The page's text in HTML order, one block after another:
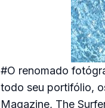
#O renomado
todo seu portifólio,
Magazine, The